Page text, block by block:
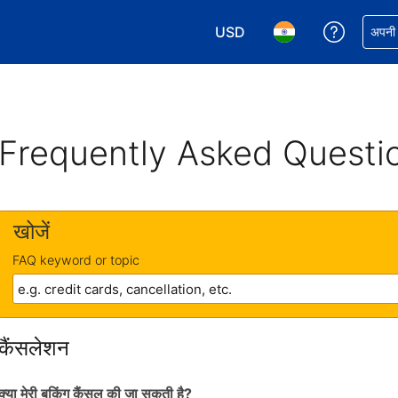
USD
अपनी करेंसी चुनें. आपने अभी
अपनी भाषा चुनें. आपने
अपनीअपनी
Asked
खोजें
FAQ keyword or topic
मेरी बुकिंग कैंसल की जा सकती है?